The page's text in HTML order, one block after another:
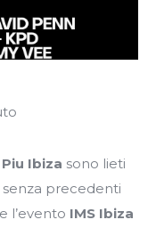
Ibiza sono lieti
precedenti
l’evento IMS Ibiza